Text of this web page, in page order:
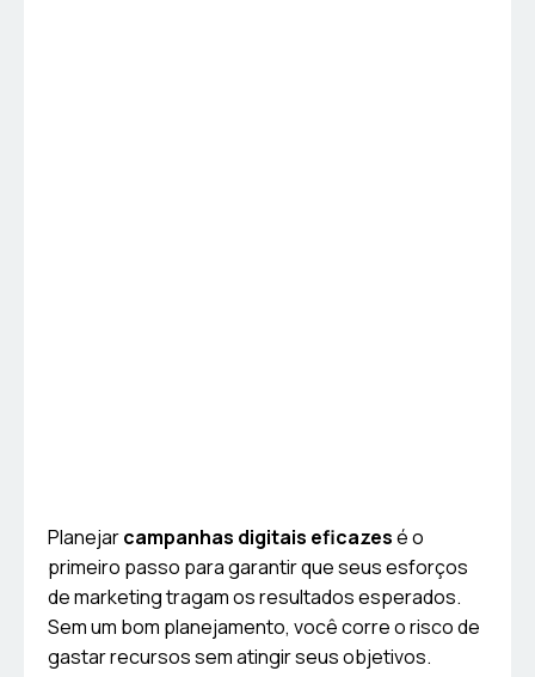
Planejarcampanhas digitais eficazesé o
primeiro passo para garantir que seus esforços
de marketing tragam os resultados esperados.
Sem um bom planejamento, você corre o risco de
gastar recursos sem atingir seus objetivos.